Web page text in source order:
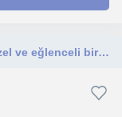
İlkogretim , ortaogretim ogrencilerine güzel ve eğlenceli bir matematik egitimi veririm☺️